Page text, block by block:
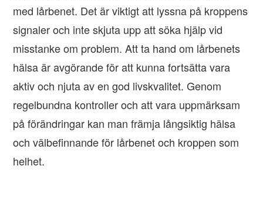
med lårbenet. Det är viktigt att lyssna på kroppens
signaler och inte skjuta upp att söka hjälp vid
misstanke om problem. Att ta hand om lårbenets
hälsa är avgörande för att kunna fortsätta vara
aktiv och njuta av en god livskvalitet. Genom
regelbundna kontroller och att vara uppmärksam
på förändringar kan man främja långsiktig hälsa
och välbefinnande för lårbenet och kroppen som
helhet.